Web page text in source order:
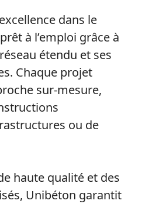
dans le
à l’emploi grâce à
étendu et ses
Chaque projet
sur-mesure,
ou de
haute qualité et des
Unibéton garantit